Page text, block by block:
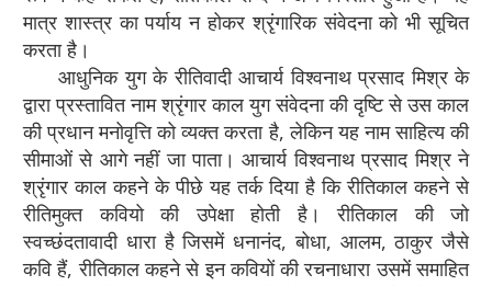
मात्र शास्त्र का पर्याय न होकर श्रृंगारिक संवेदना को भी सूचित
करता है।
आधुनिक युग के रीतिवादी आचार्य विश्वनाथ प्रसाद मिश्र के
द्वारा प्रस्तावित नाम श्रृंगार काल युग संवेदना की दृष्टि से उस काल
की प्रधान मनोवृत्ति को व्यक्त करता है, लेकिन यह नाम साहित्य की
सीमाओं से आगे नहीं जा पाता। आचार्य विश्वनाथ प्रसाद मिश्र ने
श्रृंगार काल कहने के पीछे यह तर्क दिया है कि रीतिकाल कहने से
रीतिमुक्त कवियो की उपेक्षा होती है। रीतिकाल की जो
स्वच्छंदतावादी धारा है जिसमें धनानंद, बोधा, आलम, ठाकुर जैसे
कवि हैं, रीतिकाल कहने से इन कवियों की रचनाधारा उसमें समाहित